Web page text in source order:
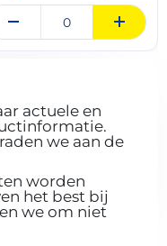
actuele en
we aan de
worden
het best bij
we om niet